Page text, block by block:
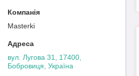
Masterki
вул. Лугова 31, 17400,
Бобровиця, Україна